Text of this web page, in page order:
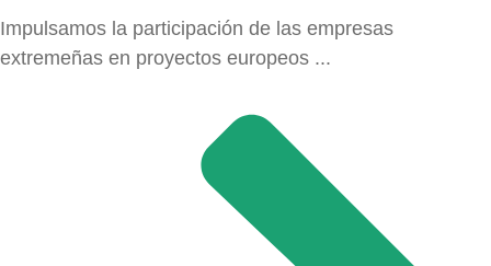
Impulsamos la participación de las empresas
extremeñas en proyectos europeos ...